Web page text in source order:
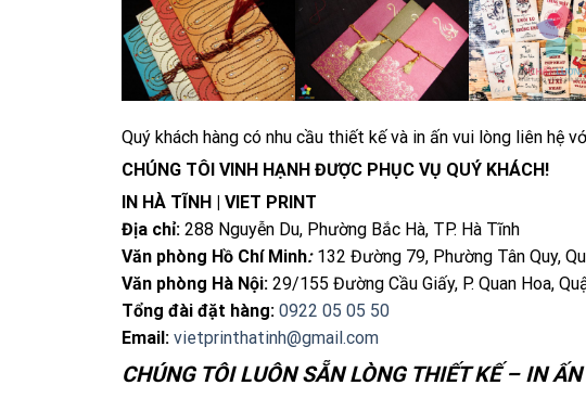
Quý khách hàng có nhu cầu thiết kế và in ấn vui lòng liên hệ
CHÚNG TÔI VINH HẠNH ĐƯỢC PHỤC VỤ QUÝ KHÁCH!
IN HÀ TĨNH | VIET PRINT
Địa chỉ: 288 Nguyễn Du, Phường Bắc Hà, TP. Hà Tĩnh
Văn phòng Hồ Chí Minh:132 Đường 79, Phường Tân Quy,
Văn phòng Hà Nội: 29/155 Đường Cầu Giấy, P. Quan Hoa,
Tổng đài đặt hàng: 0922 05 05 50
Email: vietprinthatinh@gmail.com
CHÚNG TÔI LUÔN SẴN LÒNG THIẾT KẾ – IN